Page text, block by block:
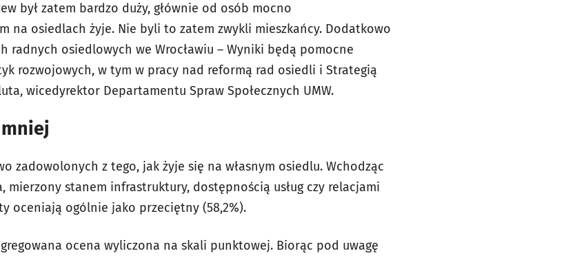
był zatem bardzo duży, głównie od osób mocno
na osiedlach żyje. Nie byli to zatem zwykli mieszkańcy. Dodatkowo
radnych osiedlowych we Wrocławiu – Wyniki będą pomocne
rozwojowych, w tym w pracy nad reformą rad osiedli i Strategią
wicedyrektor Departamentu Spraw Społecznych UMW.
zadowolonych z tego, jak żyje się na własnym osiedlu. Wchodząc
mierzony stanem infrastruktury, dostępnością usług czy relacjami
oceniają ogólnie jako przeciętny (58,2%).
ocena wyliczona na skali punktowej. Biorąc pod uwagę